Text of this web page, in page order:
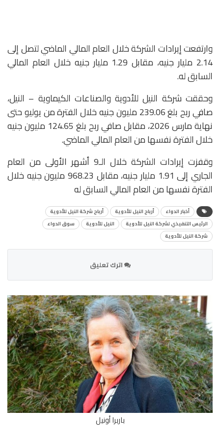
وارتفعت إيرادات الشركة خلال العام المالي الماضي لتصل إلى
2.14 مليار جنيه، مقابل 1.29 مليار جنيه خلال العام المالي
السابق له.
وحققت شركة النيل للأدوية والصناعات الكيماوية – النيل،
صافي ربح بلغ 239.06 مليون جنيه خلال الفترة من يوليو حتى
نهاية مارس 2026، مقابل صافي ربح بلغ 124.65 مليون جنيه
خلال الفترة نفسها من العام المالي الماضي.
وقفزت إيرادات الشركة خلال الـ9 أشهر الأولى من العام
الجاري إلى 1.91 مليار جنيه، مقابل 968.23 مليون جنيه خلال
الفترة نفسها من العام المالي السابق له
أخبار الدواء أرباح النيل للأدوية
أرباح شركة النيل للأدوية
الرئيس التنفيذي لشركة النيل للأدوية
النيل للأدوية
سوق الدواء
شركة النيل للأدوية
اترك تعليق
باربرا أونيل